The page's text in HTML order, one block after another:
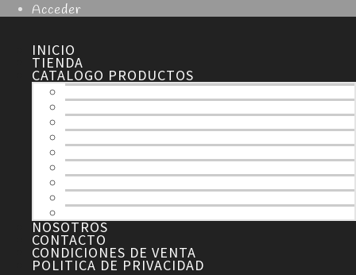
Acceder
INICIO
TIENDA
CATALOGO PRODUCTOS
TODOS
ESPECIALIDADES
NAVIDAD
SEMANA SANTA
HOJALDRE
TARTAS
MERENGUE
CHOCOLATE
DULCES
NOSOTROS
CONTACTO
CONDICIONES DE VENTA
POLITICA DE PRIVACIDAD